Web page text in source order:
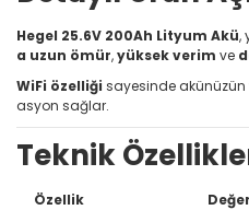
Hegel 25.6V 200Ah Lityum Akü,
a uzun ömür,yüksek verim ve
WiFi özelliği sayesinde akünüzün
asyon sağlar.
Teknik
Özellik
Değer